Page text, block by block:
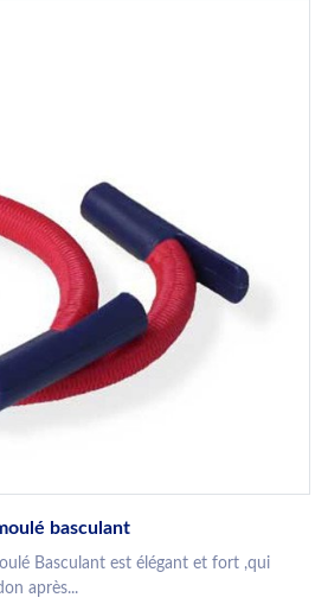
basculant
Basculant est élégant et fort ,qui
après...